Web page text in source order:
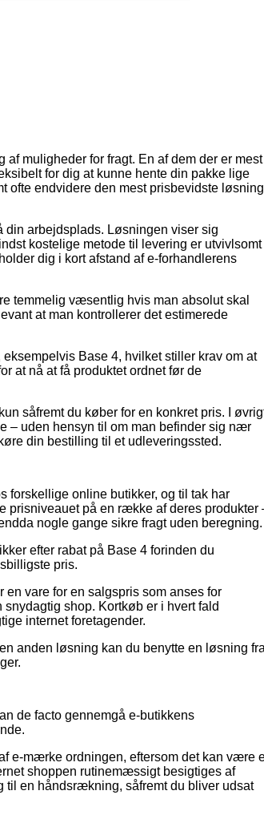
muligheder for fragt. En af dem der er mest
for dig at kunne hente din pakke lige
ofte endvidere den mest prisbevidste løsning
din arbejdsplads. Løsningen viser sig
kostelige metode til levering er utvivlsomt
dig i kort afstand af e-forhandlerens
temmelig væsentlig hvis man absolut skal
at man kontrollerer det estimerede
Base 4, hvilket stiller krav om at
at nå at få produktet ordnet før de
såfremt du køber for en konkret pris. I
– uden hensyn til om man befinder sig nær
din bestilling til et udleveringssted.
forskellige online butikker, og til tak har
prisniveauet på en række af deres produkter
nogle gange sikre fragt uden beregning.
efter rabat på Base 4 forinden du
pris.
vare for en salgspris som anses for
shop. Kortkøb er i hvert fald
internet foretagender.
anden løsning kan du benytte en løsning fra
de facto gennemgå e-butikkens
e-mærke ordningen, eftersom det kan være
shoppen rutinemæssigt besigtiges af
til en håndsrækning, såfremt du bliver udsat